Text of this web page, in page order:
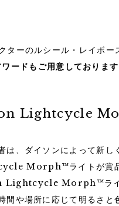
ーのルシール・レイボー
ードもご用意しておりま
Lightcycle
は、ダイソンによって新
Morph™ライトが賞品
Lightcycle Morph™ライ
間や場所に応じて明るさと